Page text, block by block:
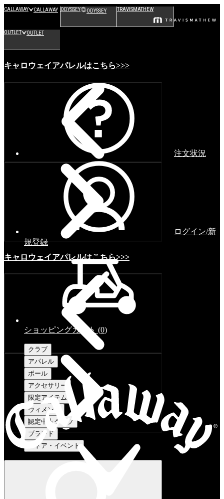
CALLAWAY CALLAWAY ODYSSEY ODYSSEY TRAVISMATHEW
OUTLET OUTLET
キャロウェイアパレルはこちら>>>
キャロウェイアパレルはこちら>>>
注文状況
ログイン/新
規登録
ショッピングカート (0)
クラブ
アパレル
ボール
アクセサリー
限定アイテム
ウィメンズ
認定中古クラブ
ブランド
ストア・イベント